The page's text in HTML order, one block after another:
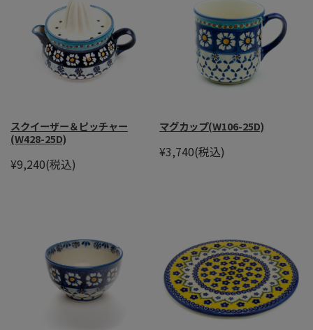
スクイーザー＆ピッチャー
(W428-25D)
¥9,240(税込)
マグカップ(W106-25D)
¥3,740(税込)